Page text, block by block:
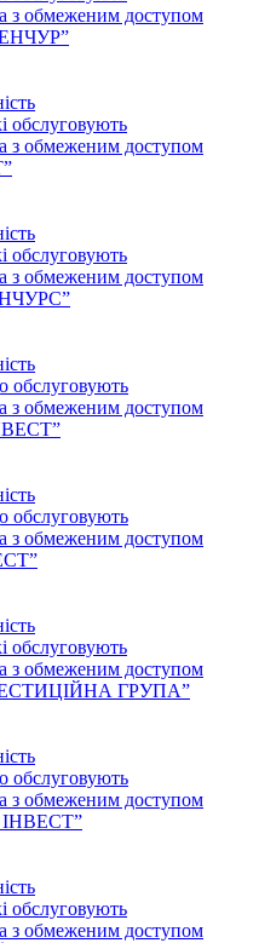
з обмеженим доступом
обслуговують
з обмеженим доступом
обслуговують
з обмеженим доступом
обслуговують
з обмеженим доступом
обслуговують
з обмеженим доступом
обслуговують
з обмеженим доступом
ГРУПА”
обслуговують
з обмеженим доступом
обслуговують
з обмеженим доступом